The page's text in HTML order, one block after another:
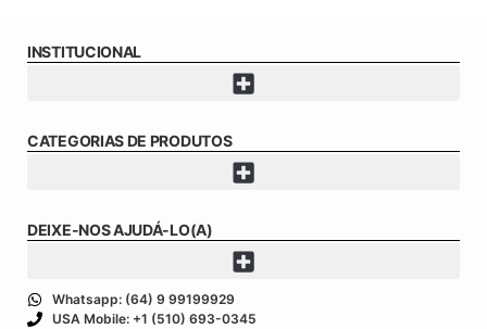
INSTITUCIONAL
CATEGORIAS DE PRODUTOS
DEIXE-NOS AJUDÁ-LO(A)
Whatsapp: (64) 9 99199929
USA Mobile: +1 (510) 693-0345